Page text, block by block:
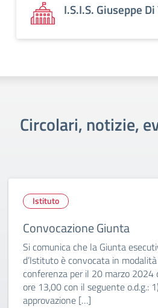
I.S.I.S. Giuseppe
Circolari, notizie,
Istituto
Convocazione Giunta
Si comunica che la Giunta
d’Istituto è convocata in
conferenza per il 20 marzo
ore 13,00 con il seguente o.d.g.:
approvazione […]